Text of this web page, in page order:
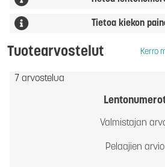
Tietoa kiekon
Tuotearvostelut Kerro
7 arvostelua
Valmistajan
Pelaajien arvio